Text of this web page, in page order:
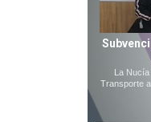
La
Transporte